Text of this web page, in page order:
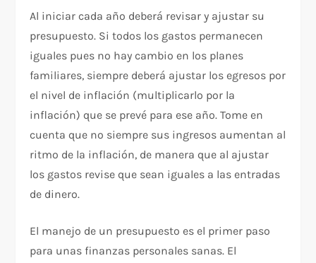
Al iniciar cada año deberá revisar y ajustar su
presupuesto. Si todos los gastos permanecen
iguales pues no hay cambio en los planes
familiares, siempre deberá ajustar los egresos por
el nivel de inflación (multiplicarlo por la
inflación) que se prevé para ese año. Tome en
cuenta que no siempre sus ingresos aumentan al
ritmo de la inflación, de manera que al ajustar
los gastos revise que sean iguales a las entradas
de dinero.
El manejo de un presupuesto es el primer paso
para unas finanzas personales sanas. El